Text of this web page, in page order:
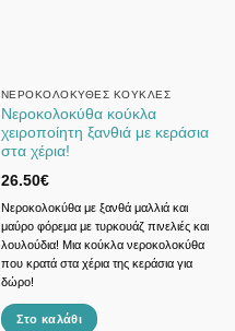
ΝΕΡΟΚΟΛΟΚΎΘΕΣ ΚΟΎΚΛΕΣ
Νεροκολοκύθα κούκλα
χειροποίητη ξανθιά με κεράσια
στα χέρια!
26.50€
Νεροκολοκύθα με ξανθά μαλλιά και
μαύρο φόρεμα με τυρκουάζ πινελιές και
λουλούδια! Μια κούκλα νεροκολοκύθα
που κρατά στα χέρια της κεράσια για
δώρο!
Στο καλάθι